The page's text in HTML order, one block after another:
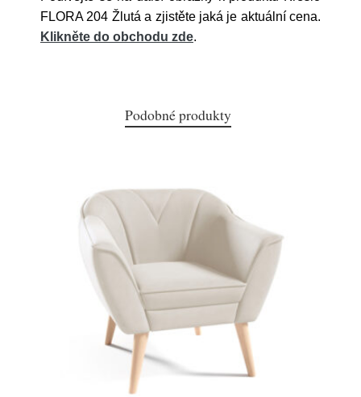
FLORA 204 Žlutá a zjistěte jaká je aktuální cena.
Klikněte do obchodu zde.
Podobné produkty